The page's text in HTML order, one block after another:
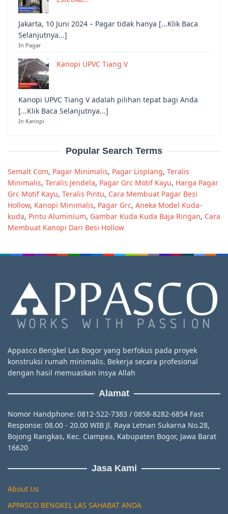
Jakarta, 10 Juni 2024 – Pagar tidak hanya [...Klik Baca
Selanjutnya...]
In Pagar
Kanopi UPVC Tiang V
Kanopi UPVC Tiang V adalah pilihan tepat bagi Anda
[...Klik Baca Selanjutnya...]
In Kanopi
Popular Search Terms
Semalt Com, Pagar Minimalis, Pagar Lisplang, Teralis
Minimalis, Teralis Jendela, Pagar Grc Motif Kayu, Harga Pagar
Grc Motif Kayu, Teralis Pintu, Cara Membuat Pagar Besi
Hollow, Kanopi Minimalis, Pagar Grc, Aneka Model Kuda-
kuda, Pintu Aluminium, Gambar Kuda Kuda Baja Ringan, Cara
Membuat Kanopi Dari Besi Hollow
Appasco Bengkel Las Bogor yang berfokus pada proyek
konstruksi rumah minimalis. Bekerja secara profesional
dengan hasil memuaskan insya Allah
Alamat
Nomor Handphone: 0812-522-7383 / 0858-8282-6854 Fast
Response: 08.00 - 20.00 WIB Jl. Raya Letnan Sukarna No.28,
Bojong Rangkas, Kec. Ciampea, Kabupaten Bogor, Jawa Barat
16620
Jasa Kami
About Us
APPASCO BENGKEL LAS SAHABAT ANDA